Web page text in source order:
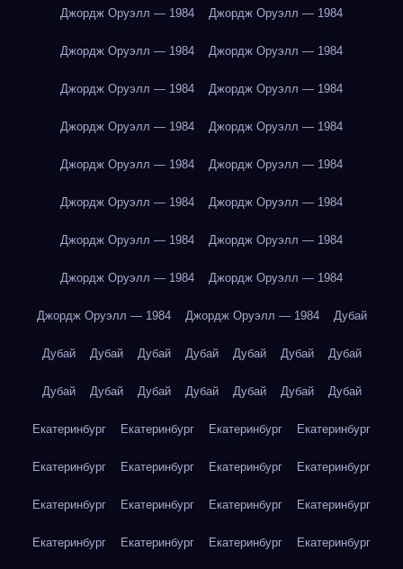
Джордж Оруэлл — 1984 Джордж Оруэлл — 1984
Джордж Оруэлл — 1984 Джордж Оруэлл — 1984
Джордж Оруэлл — 1984 Джордж Оруэлл — 1984
Джордж Оруэлл — 1984 Джордж Оруэлл — 1984
Джордж Оруэлл — 1984 Джордж Оруэлл — 1984
Джордж Оруэлл — 1984 Джордж Оруэлл — 1984
Джордж Оруэлл — 1984 Джордж Оруэлл — 1984
Джордж Оруэлл — 1984 Джордж Оруэлл — 1984
Джордж Оруэлл — 1984 Джордж Оруэлл — 1984 Дубай
Дубай Дубай Дубай Дубай Дубай Дубай Дубай
Дубай Дубай Дубай Дубай Дубай Дубай Дубай
Екатеринбург Екатеринбург Екатеринбург Екатеринбург
Екатеринбург Екатеринбург Екатеринбург Екатеринбург
Екатеринбург Екатеринбург Екатеринбург Екатеринбург
Екатеринбург Екатеринбург Екатеринбург Екатеринбург